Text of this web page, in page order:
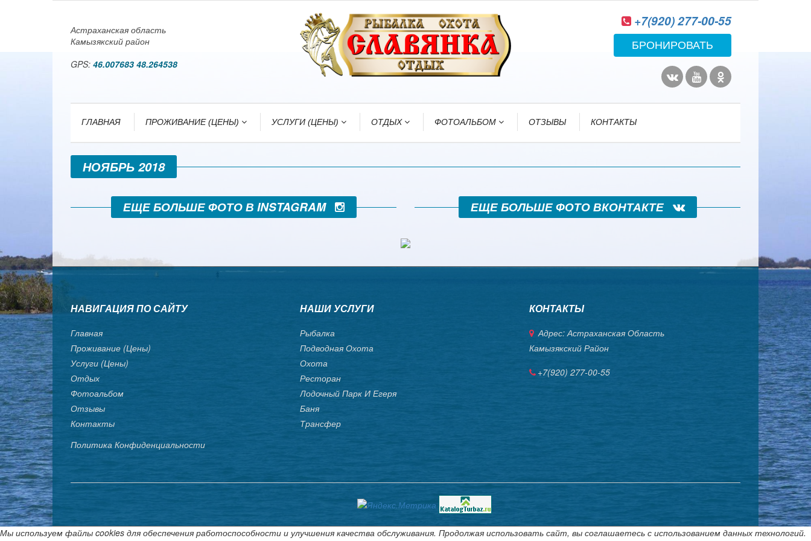
Астраханская область
Камызякский район
GPS: 46.007683 48.264538
+7(920) 277-00-55
БРОНИРОВАТЬ
ГЛАВНАЯ ПРОЖИВАНИЕ (ЦЕНЫ) УСЛУГИ (ЦЕНЫ) ОТДЫХ ФОТОАЛЬБОМ ОТЗЫВЫ КОНТАКТЫ
НОЯБРЬ 2018
ЕЩЕ БОЛЬШЕ ФОТО В INSTAGRAM ЕЩЕ БОЛЬШЕ ФОТО ВКОНТАКТЕ
НАВИГАЦИЯ ПО САЙТУ
Главная
Проживание (цены)
Услуги (цены)
Отдых
Фотоальбом
Отзывы
Контакты
Политика Конфиденциальности
НАШИ УСЛУГИ
Рыбалка
Подводная Охота
Охота
Ресторан
Лодочный Парк И Егеря
Баня
Трансфер
КОНТАКТЫ
Адрес: Астраханская Область
Камызякский Район
+7(920) 277-00-55
Мы используем файлы cookies для обеспечения работоспособности и улучшения качества обслуживания. Продолжая использовать сайт, вы соглашаетесь с использованием данных технологий.